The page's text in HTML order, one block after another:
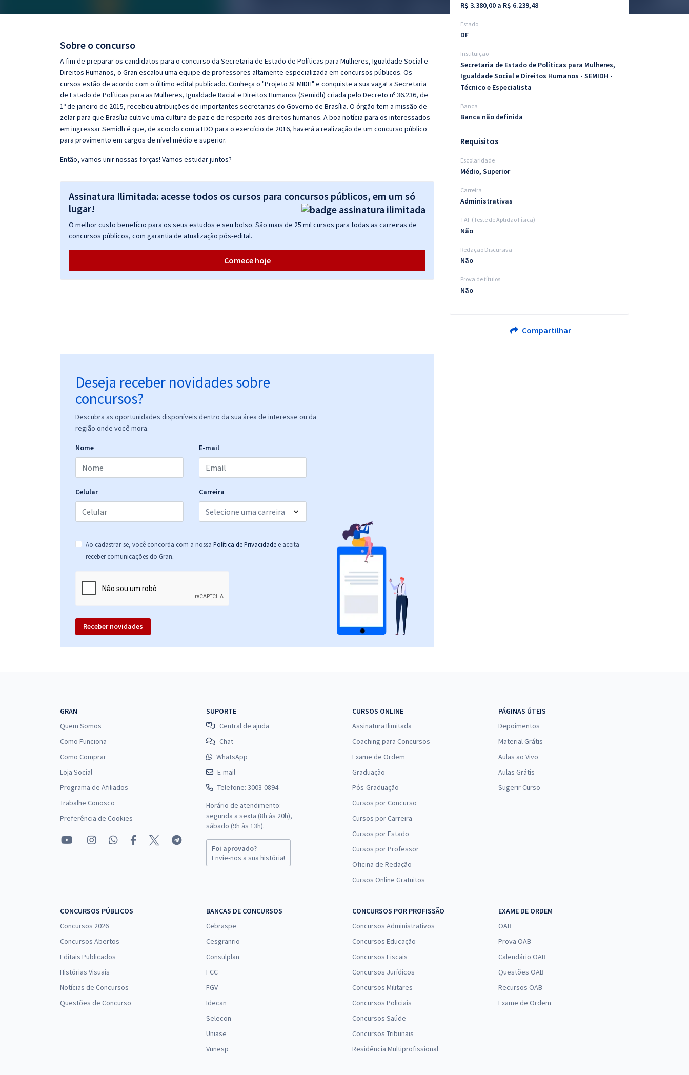
Questões grátis
Conteúdo gratuito
Sobre o concurso
A fim de preparar os candidatos para o concurso da Secretaria de Estado de Políticas para Mulheres, Igualdade Social e
Direitos Humanos, o Gran escalou uma equipe de professores altamente especializada em concursos públicos. Os
cursos estão de acordo com o último edital publicado. Conheça o "Projeto SEMIDH" e conquiste a sua vaga! a Secretaria
de Estado de Políticas para as Mulheres, Igualdade Racial e Direitos Humanos (Semidh) criada pelo Decreto nº 36.236, de
1º de janeiro de 2015, recebeu atribuições de importantes secretarias do Governo de Brasília. O órgão tem a missão de
zelar para que Brasília cultive uma cultura de paz e de respeito aos direitos humanos. A boa notícia para os interessados
em ingressar Semidh é que, de acordo com a LDO para o exercício de 2016, haverá a realização de um concurso público
para provimento em cargos de nível médio e superior.
Então, vamos unir nossas forças! Vamos estudar juntos?
Assinatura Ilimitada: acesse todos os cursos para concursos públicos, em um só
lugar!
O melhor custo benefício para os seus estudos e seu bolso. São mais de 25 mil cursos para todas as carreiras de
concursos públicos, com garantia de atualização pós-edital.
Comece hoje
Deseja receber novidades sobre
concursos?
Descubra as oportunidades disponíveis dentro da sua área de interesse ou da
região onde você mora.
Nome E-mail
Celular Carreira
Ao cadastrar-se, você concorda com a nossa Política de Privacidade e aceita
receber comunicações do Gran.
Receber novidades
R$ 3.380,00 a R$ 6.239,48
Estado
DF
Instituição
Secretaria de Estado de Políticas para Mulheres,
Igualdade Social e Direitos Humanos - SEMIDH -
Técnico e Especialista
Banca
Banca não definida
Requisitos
Escolaridade
Médio, Superior
Carreira
Administrativas
TAF (Teste de Aptidão Física)
Não
Redação Discursiva
Não
Prova de títulos
Não
Compartilhar
GRAN
Quem Somos
Como Funciona
Como Comprar
Loja Social
Programa de Afiliados
Trabalhe Conosco
Preferência de Cookies
SUPORTE
Central de ajuda
Chat
WhatsApp
E-mail
Telefone: 3003-0894
Horário de atendimento:
segunda a sexta (8h às 20h),
sábado (9h às 13h).
Foi aprovado?
Envie-nos a sua história!
CURSOS ONLINE
Assinatura Ilimitada
Coaching para Concursos
Exame de Ordem
Graduação
Pós-Graduação
Cursos por Concurso
Cursos por Carreira
Cursos por Estado
Cursos por Professor
Oficina de Redação
Cursos Online Gratuitos
PÁGINAS ÚTEIS
Depoimentos
Material Grátis
Aulas ao Vivo
Aulas Grátis
Sugerir Curso
CONCURSOS PÚBLICOS
Concursos 2026
Concursos Abertos
Editais Publicados
Histórias Visuais
Notícias de Concursos
Questões de Concurso
BANCAS DE CONCURSOS
Cebraspe
Cesgranrio
Consulplan
FCC
FGV
Idecan
Selecon
Uniase
Vunesp
CONCURSOS POR PROFISSÃO
Concursos Administrativos
Concursos Educação
Concursos Fiscais
Concursos Jurídicos
Concursos Militares
Concursos Policiais
Concursos Saúde
Concursos Tribunais
Residência Multiprofissional
EXAME DE ORDEM
OAB
Prova OAB
Calendário OAB
Questões OAB
Recursos OAB
Exame de Ordem